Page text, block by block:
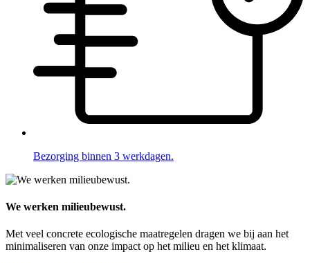
Bezorging binnen 3 werkdagen.
We werken milieubewust.
Met veel concrete ecologische maatregelen dragen we bij aan het
minimaliseren van onze impact op het milieu en het klimaat.